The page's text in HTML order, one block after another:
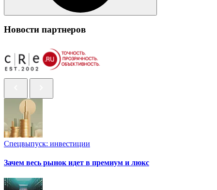
Новости партнеров
Спецвыпуск: инвестиции
Зачем весь рынок идет в премиум и люкс